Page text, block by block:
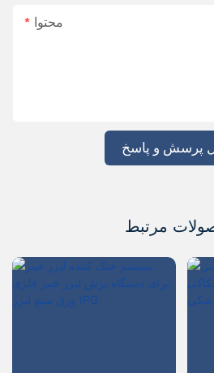
محتوا
پرسش و پاسخ
مرتبط